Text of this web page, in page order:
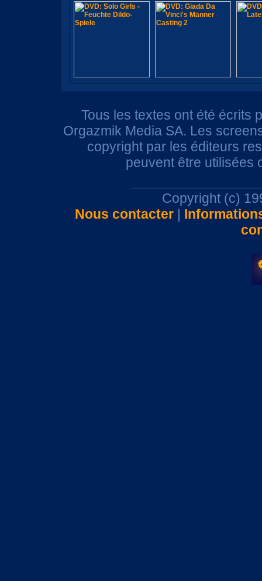
Tous les textes ont été écrits
Orgazmik Media SA. Les
copyright par les éditeurs
peuvent être utilisées
Copyright (c)
Nous contacter|